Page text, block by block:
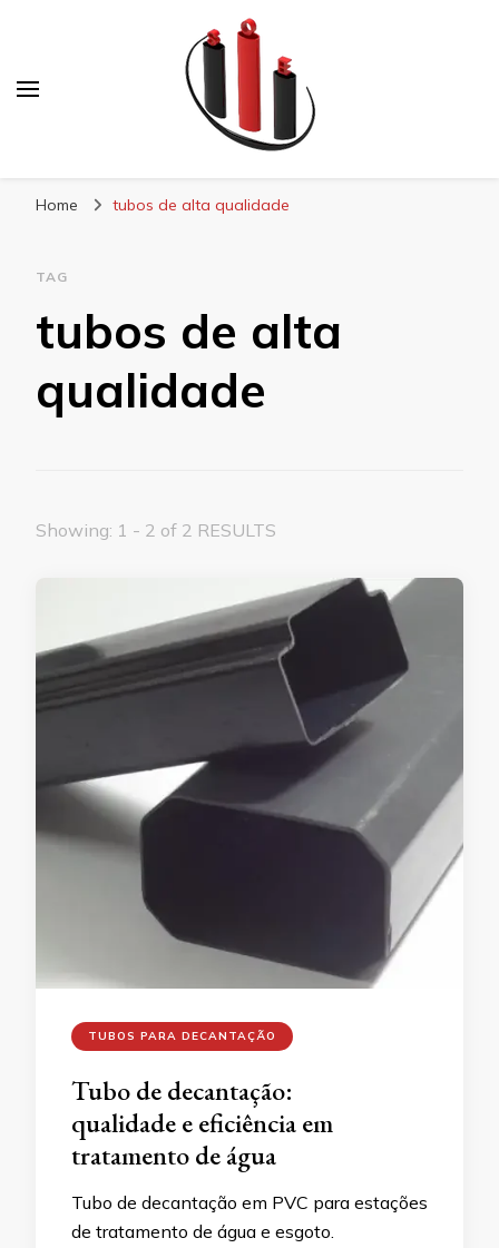
Home tubos de alta qualidade
TAG
tubos de alta
qualidade
Showing: 1 - 2 of 2 RESULTS
TUBOS PARA DECANTAÇÃO
Tubo de decantação:
qualidade e eficiência em
tratamento de água
Tubo de decantação em PVC para estações
de tratamento de água e esgoto.